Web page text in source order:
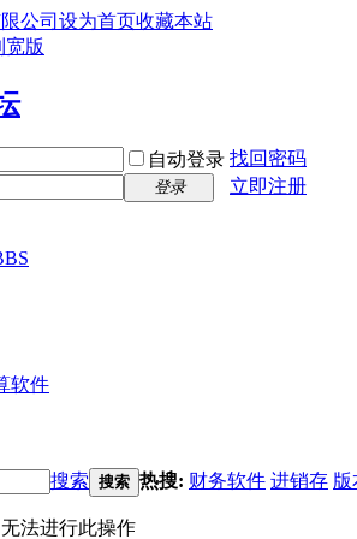
公司 设为首页收藏本站
宽版
自动登录 找回密码
登录
立即注册
软件
搜索 搜索 热搜: 财务软件 进销存 版
法进行此操作